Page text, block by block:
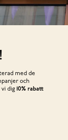
med de
och
vi dig 10% rabatt